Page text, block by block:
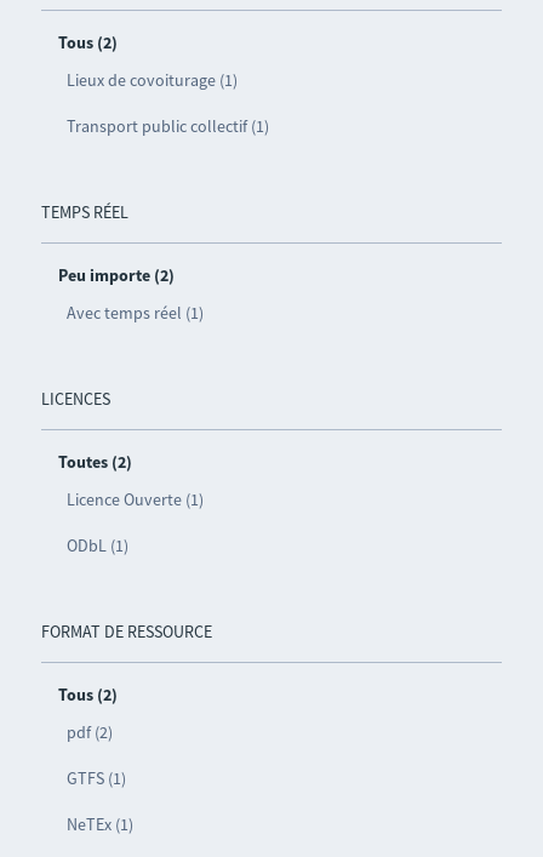
Tous (2)
Lieux de covoiturage (1)
Transport public collectif (1)
TEMPS RÉEL
Peu importe (2)
Avec temps réel (1)
LICENCES
Toutes (2)
Licence Ouverte (1)
ODbL (1)
FORMAT DE RESSOURCE
Tous (2)
pdf (2)
GTFS (1)
NeTEx (1)